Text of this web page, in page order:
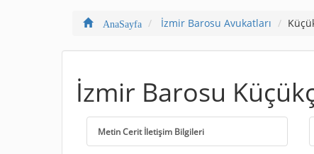
AnaSayfa İzmir Barosu Avukatları
İzmir Barosu
Metin Cerit İletişim Bilgileri